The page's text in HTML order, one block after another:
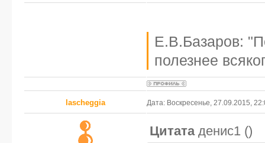
Е.В.Базаров:
полезнее
lascheggia Дата: Воскресенье, 27.09.2015,
Цитата денис1 ()